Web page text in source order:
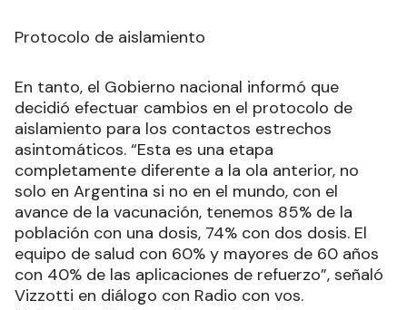
Protocolo de aislamiento
En tanto, el Gobierno nacional informó que
decidió efectuar cambios en el protocolo de
aislamiento para los contactos estrechos
asintomáticos. “Esta es una etapa
completamente diferente a la ola anterior, no
solo en Argentina si no en el mundo, con el
avance de la vacunación, tenemos 85% de la
población con una dosis, 74% con dos dosis. El
equipo de salud con 60% y mayores de 60 años
con 40% de las aplicaciones de refuerzo”, señaló
Vizzotti en diálogo con Radio con vos.